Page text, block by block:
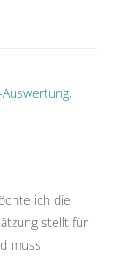
Auswertung,
ich die
stellt für
muss